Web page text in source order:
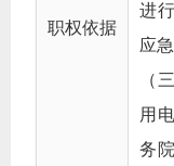
职权依据
进
应
（
用
务